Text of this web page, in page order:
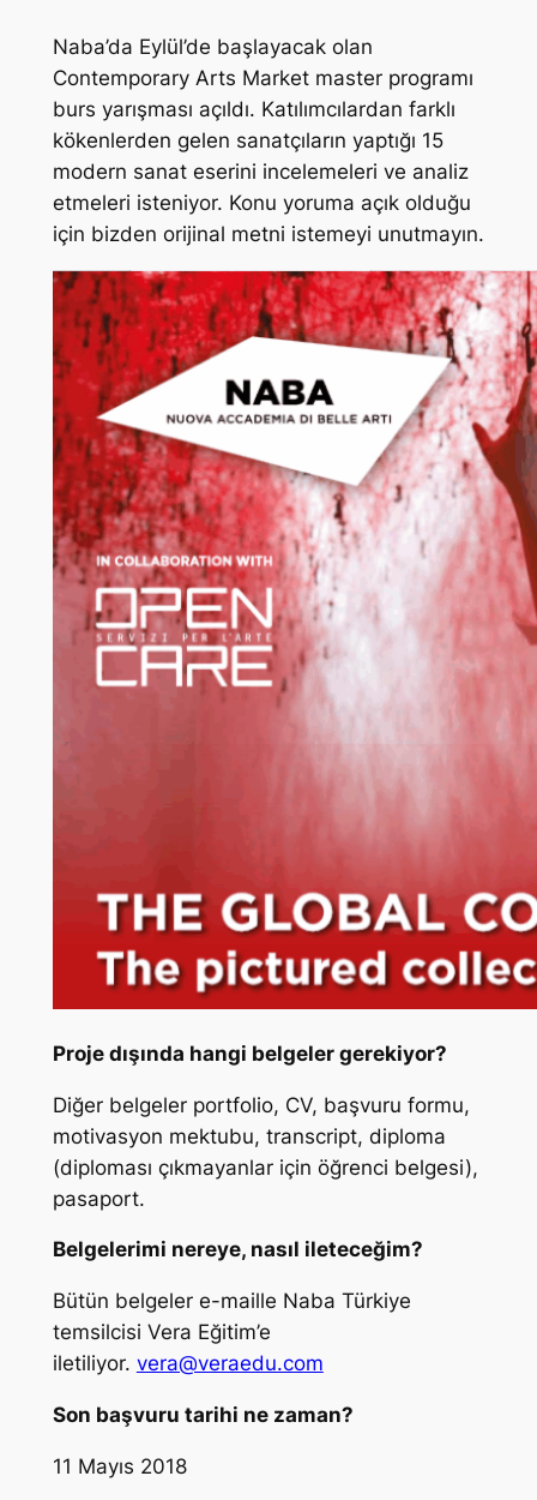
Naba’da Eylül’de başlayacak olan
Contemporary Arts Market master programı
burs yarışması açıldı. Katılımcılardan farklı
kökenlerden gelen sanatçıların yaptığı 15
modern sanat eserini incelemeleri ve analiz
etmeleri isteniyor. Konu yoruma açık olduğu
için bizden orijinal metni istemeyi unutmayın.
Proje dışında hangi belgeler gerekiyor?
Diğer belgeler portfolio, CV, başvuru formu,
motivasyon mektubu, transcript, diploma
(diploması çıkmayanlar için öğrenci belgesi),
pasaport.
Belgelerimi nereye, nasıl ileteceğim?
Bütün belgeler e-maille Naba Türkiye
temsilcisi Vera Eğitim’e
iletiliyor. vera@veraedu.com
Son başvuru tarihi ne zaman?
11 Mayıs 2018